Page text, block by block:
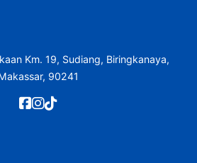
Km. 19, Sudiang, Biringkanaya,
90241